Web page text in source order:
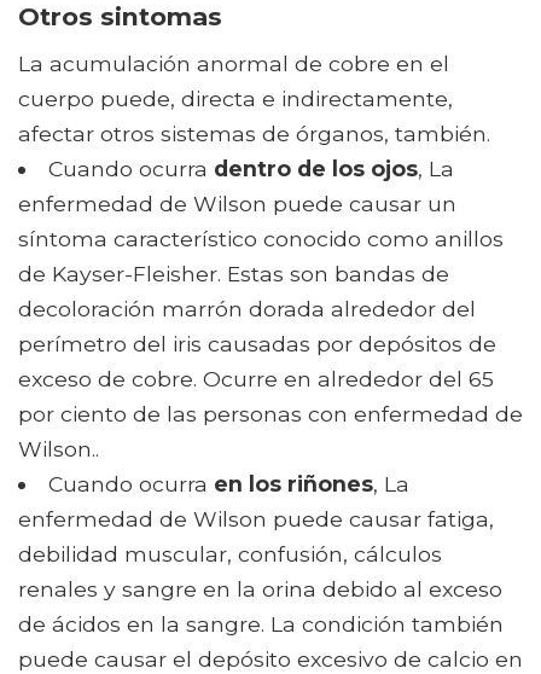
Otros sintomas
La acumulación anormal de cobre en el
cuerpo puede, directa e indirectamente,
afectar otros sistemas de órganos, también.
Cuando ocurra dentro de los ojos, La
enfermedad de Wilson puede causar un
síntoma característico conocido como anillos
de Kayser-Fleisher. Estas son bandas de
decoloración marrón dorada alrededor del
perímetro del iris causadas por depósitos de
exceso de cobre. Ocurre en alrededor del 65
por ciento de las personas con enfermedad de
Wilson..
Cuando ocurra en los riñones, La
enfermedad de Wilson puede causar fatiga,
debilidad muscular, confusión, cálculos
renales y sangre en la orina debido al exceso
de ácidos en la sangre. La condición también
puede causar el depósito excesivo de calcio en